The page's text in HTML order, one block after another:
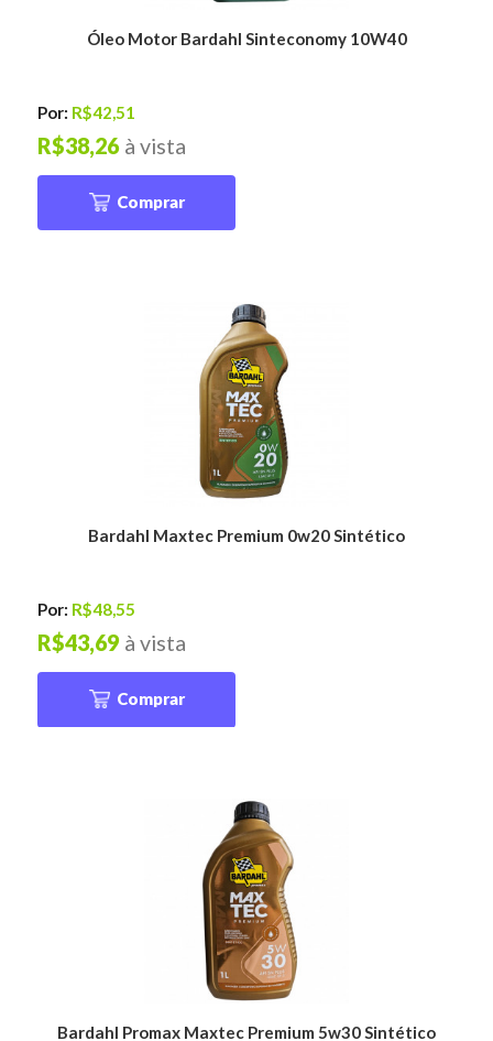
Óleo Motor Bardahl Sinteconomy 10W40
Por: R$42,51
à vista
R$38,26
Comprar
Bardahl Maxtec Premium 0w20 Sintético
Por: R$48,55
à vista
R$43,69
Comprar
Bardahl Promax Maxtec Premium 5w30 Sintético